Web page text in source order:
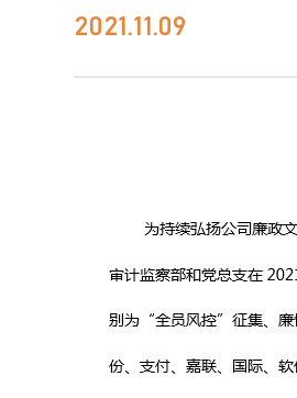
2021.11.09